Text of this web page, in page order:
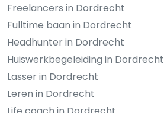
Freelancers in Dordrecht
Fulltime baan in Dordrecht
Headhunter in Dordrecht
Huiswerkbegeleiding in Dordrecht
Lasser in Dordrecht
Leren in Dordrecht